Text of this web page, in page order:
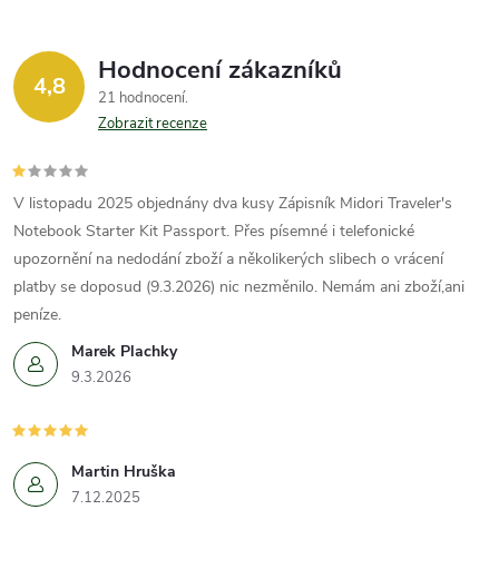
4,8 Hodnocení zákazníků
21 hodnocení
Zobrazit recenze
Marek Plachky
9.3.2026
V listopadu 2025 objednány dva kusy Zápisník Midori Traveler's
Notebook Starter Kit Passport. Přes písemné i telefonické
upozornění na nedodání zboží a několikerých slibech o vrácení
platby se doposud (9.3.2026) nic nezměnilo. Nemám ani zboží,ani
peníze.
Martin Hruška
7.12.2025